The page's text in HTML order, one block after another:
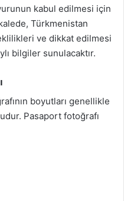
kabul edilmesi için
Türkmenistan
ve dikkat edilmesi
bilgiler sunulacaktır.
boyutları genellikle
Pasaport fotoğrafı